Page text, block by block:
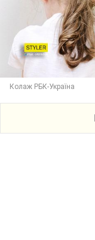
Колаж РБК-Україна